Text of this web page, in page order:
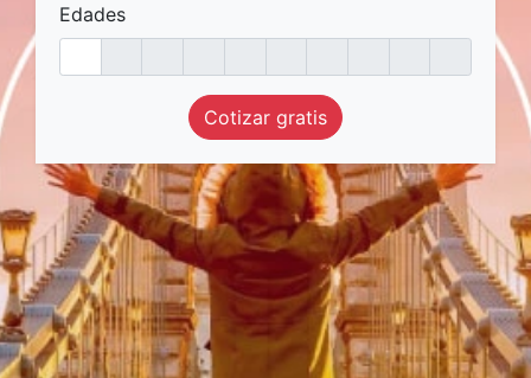
Edades
Cotizar gratis